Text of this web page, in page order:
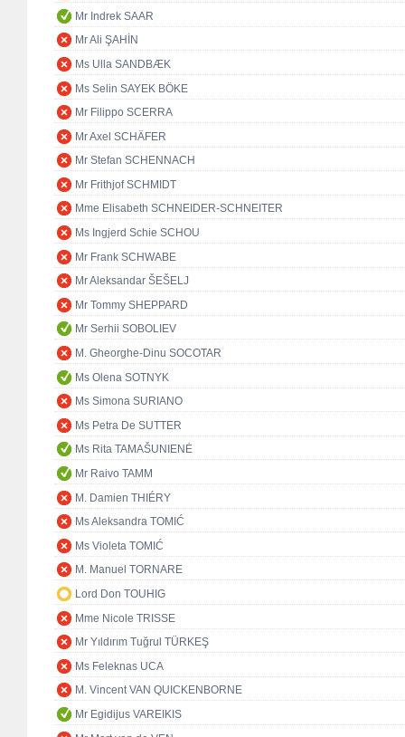
Mr Indrek SAAR
Mr Ali ŞAHİN
Ms Ulla SANDBÆK
Ms Selin SAYEK BÖKE
Mr Filippo SCERRA
Mr Axel SCHÄFER
Mr Stefan SCHENNACH
Mr Frithjof SCHMIDT
Mme Elisabeth SCHNEIDER-SCHNEITER
Ms Ingjerd Schie SCHOU
Mr Frank SCHWABE
Mr Aleksandar ŠEŠELJ
Mr Tommy SHEPPARD
Mr Serhii SOBOLIEV
M. Gheorghe-Dinu SOCOTAR
Ms Olena SOTNYK
Ms Simona SURIANO
Ms Petra De SUTTER
Ms Rita TAMAŠUNIENĖ
Mr Raivo TAMM
M. Damien THIÉRY
Ms Aleksandra TOMIĆ
Ms Violeta TOMIĆ
M. Manuel TORNARE
Lord Don TOUHIG
Mme Nicole TRISSE
Mr Yıldırım Tuğrul TÜRKEŞ
Ms Feleknas UCA
M. Vincent VAN QUICKENBORNE
Mr Egidijus VAREIKIS